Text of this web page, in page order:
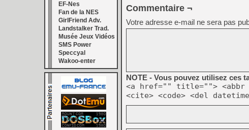
EF-Nes
Fan de la NES
GirlFriend Adv.
Landstalker Trad.
Musée Jeux Vidéos
SMS Power
Speccyal
Wakoo-enter
Commentaire ¬
Votre adresse e-mail ne sera pas
NOTE - Vous pouvez utilisez ces
<a href="" title=""> <abbr
<cite> <code> <del